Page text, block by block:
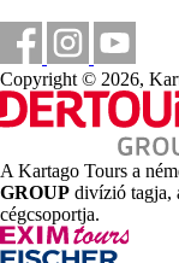
snack-
italok
bizonyos
Szálláshely
Az adott ország
Távolságok
Copyright © 2026,
A Kartago Tours a
GROUP divízió tagja,
cégcsoportja.